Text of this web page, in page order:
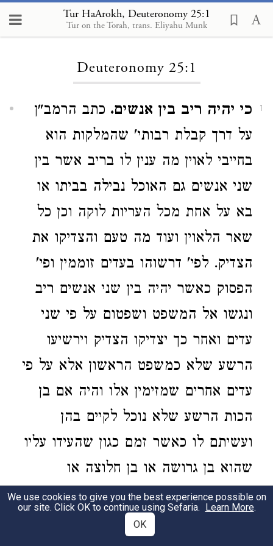
Tur HaArokh, Deuteronomy 25:1
Tur on the Torah, trans. Eliyahu Munk
Loading...
Deuteronomy 25:1
1 כי יהיה ריב בין אנשים. כתב הרמב"ן
על דרך קבלת רבותי' שהמלקות הוא
בחייבי לאוין מה ענין לו בריב אשר בין
שני אנשים גם האוכל נבילה בביתו או
בא על אחת מכל העריות לוקה וכן כל
שאר הלאוין ועוד מה טעם והצדיקו את
הצדיק. לפי' דרשוהו בעדים זוממין ופי'
הפסוק כאשר יהיה בין שני אנשים ריב
ונגשו אל המשפט ושפטום על פי שני
עדים ואחר כך יצדיקו הצדיק וירשיעו
הרשע שלא כמשפט הראשון אלא על פי
עדים אחרים שמזימין אלו והיה אם בן
הכות הרשע שלא נוכל לקיים בהן
ועשיתם לו כאשר זמם כגון שהעידו עליו
שהוא בן גרושה או בן חלוצה או
שהעידו עליו שעבר על אחד מהלאוין
ילקה ארבעים. ויתכן לפרש שיהיה ריב
We use cookies to give you the best experience possible on
our site. Click OK to continue using Sefaria. Learn More.
OK